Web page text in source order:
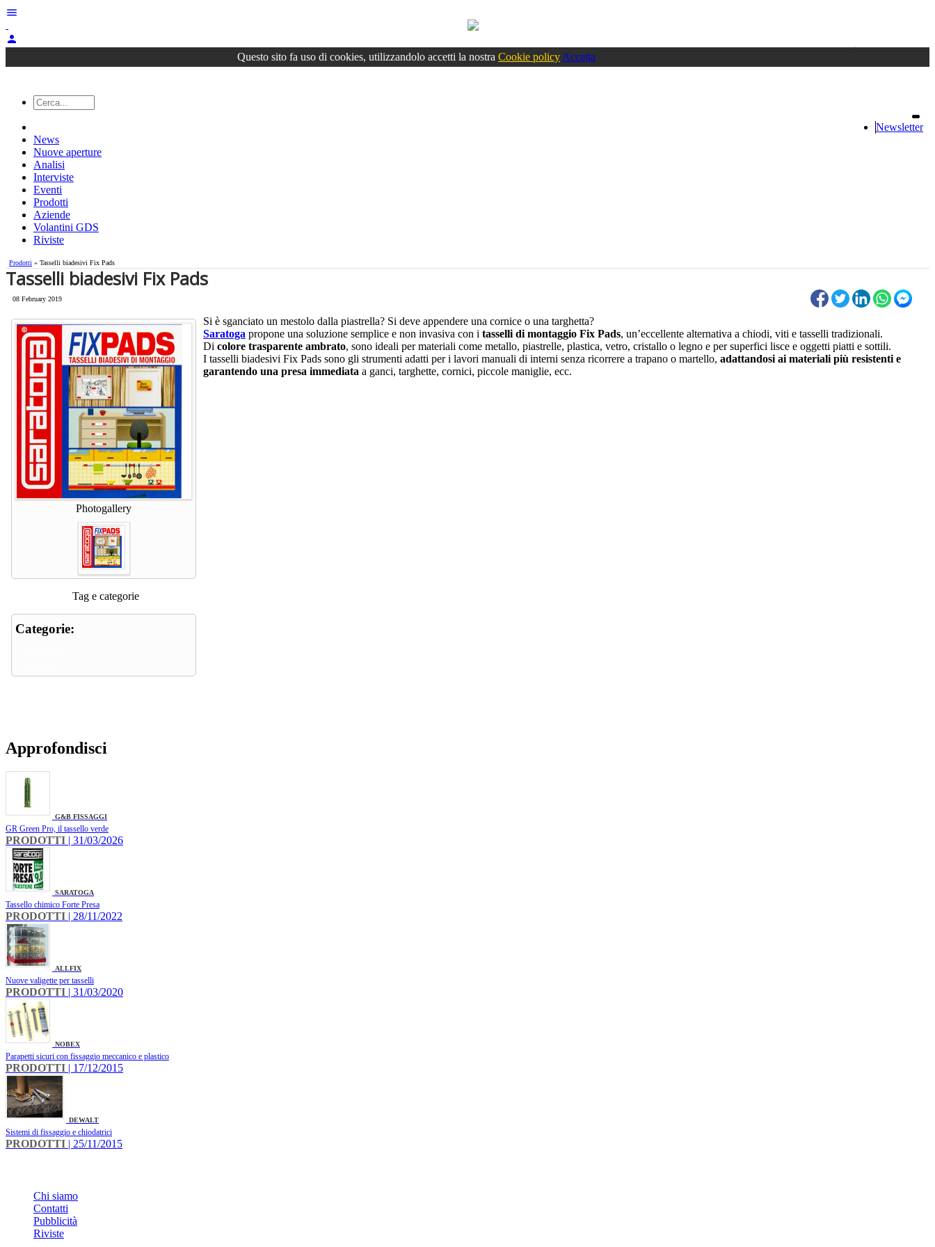
menu
person
Accedioppure registrati
Questo sito fa uso di cookies, utilizzandolo accetti la nostra Cookie policy Accetta
Newsletter
News
Nuove aperture
Analisi
Interviste
Eventi
Prodotti
Aziende
Volantini GDS
Riviste
Prodotti » Tasselli biadesivi Fix Pads
Tasselli biadesivi Fix Pads
08 February 2019
Photogallery
Tag e categorie
Categorie:
Si è sganciato un mestolo dalla piastrella? Si deve appendere una cornice o una targhetta?
Saratoga propone una soluzione semplice e non invasiva con i tasselli di montaggio Fix Pads, un’eccellente alternativa a chiodi, viti e tasselli tradizionali.
Di colore trasparente ambrato, sono ideali per materiali come metallo, piastrelle, plastica, vetro, cristallo o legno e per superfici lisce e oggetti piatti e sottili.
I tasselli biadesivi Fix Pads sono gli strumenti adatti per i lavori manuali di interni senza ricorrere a trapano o martello, adattandosi ai materiali più resistenti e
garantendo una presa immediata a ganci, targhette, cornici, piccole maniglie, ecc.
Approfondisci
G&B FISSAGGI
GR Green Pro, il tassello verde
PRODOTTI | 31/03/2026
SARATOGA
Tassello chimico Forte Presa
PRODOTTI | 28/11/2022
ALLFIX
Nuove valigette per tasselli
PRODOTTI | 31/03/2020
NOBEX
Parapetti sicuri con fissaggio meccanico e plastico
PRODOTTI | 17/12/2015
DEWALT
Sistemi di fissaggio e chiodatrici
PRODOTTI | 25/11/2015
Chi siamo
Contatti
Pubblicità
Riviste